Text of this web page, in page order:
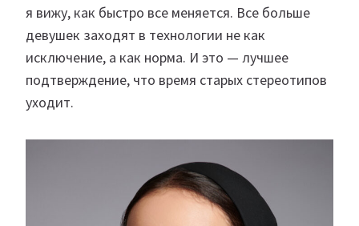
я вижу, как быстро все меняется. Все больше
девушек заходят в технологии не как
исключение, а как норма. И это — лучшее
подтверждение, что время старых стереотипов
уходит.